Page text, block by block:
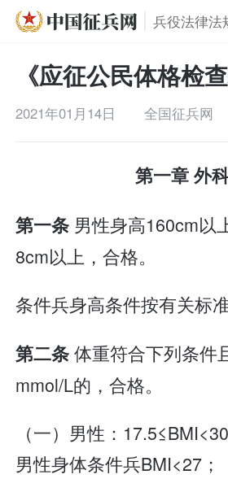
兵役法律法
《应征公民体格检
2021年01月14日 全国征兵网
第一章 外
第一条 男性身高160cm以
8cm以上，合格。
条件兵身高条件按有关标准
第二条体重符合下列条件
mmol/L的，合格。
（一）男性：
男性身体条件兵BMI<27；